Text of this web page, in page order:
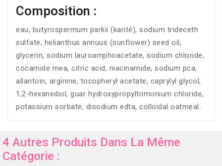
Composition :
eau, butyrospermum parkii (karité), sodium trideceth
sulfate, helianthus annuus (sunflower) seed oil,
glycerin, sodium lauroamphoacetate, sodium chloride,
cocamide mea, citric acid, niacinamide, sodium pca,
allantoin, arginine, tocopheryl acetate, caprylyl glycol,
1,2-hexanediol, guar hydroxypropyltrimonium chloride,
potassium sorbate, disodium edta, colloidal oatmeal.
4 Autres Produits Dans La Même
Catégorie :